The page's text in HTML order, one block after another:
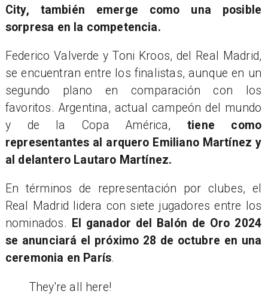
City, también emerge como una posible
sorpresa en la competencia.
Federico Valverde y Toni Kroos, del Real Madrid,
se encuentran entre los finalistas, aunque en un
segundo plano en comparación con los
favoritos. Argentina, actual campeón del mundo
y de la Copa América,tiene como
representantes al arquero Emiliano Martínez y
al delantero Lautaro Martínez.
En términos de representación por clubes, el
Real Madrid lidera con siete jugadores entre los
nominados. El ganador del Balón de Oro 2024
se anunciará el próximo 28 de octubre en una
ceremonia en París.
They're all here!